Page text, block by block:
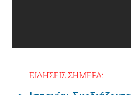
ΕΙΔΗΣΕΙΣ ΣΗΜΕΡΑ: